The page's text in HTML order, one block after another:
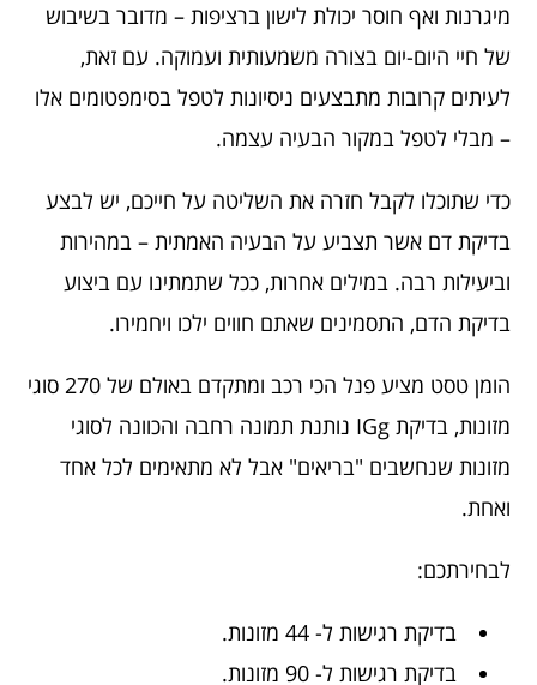
מיגרנות ואף חוסר יכולת לישון ברציפות – מדובר בשיבוש
של חיי היום-יום בצורה משמעותית ועמוקה. עם זאת,
לעיתים קרובות מתבצעים ניסיונות לטפל בסימפטומים אלו
– מבלי לטפל במקור הבעיה עצמה.
כדי שתוכלו לקבל חזרה את השליטה על חייכם, יש לבצע
בדיקת דם אשר תצביע על הבעיה האמתית – במהירות
וביעילות רבה. במילים אחרות, ככל שתמתינו עם ביצוע
בדיקת הדם, התסמינים שאתם חווים ילכו ויחמירו.
הומן טסט מציע פנל הכי רכב ומתקדם באולם של 270 סוגי
מזונות, בדיקת IGg נותנת תמונה רחבה והכוונה לסוגי
מזונות שנחשבים "בריאים" אבל לא מתאימים לכל אחד
ואחת.
לבחירתכם:
בדיקת רגישות ל- 44 מזונות.
בדיקת רגישות ל- 90 מזונות.